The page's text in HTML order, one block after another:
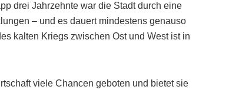
drei Jahrzehnte war die Stadt durch eine
– und es dauert mindestens genauso
kalten Kriegs zwischen Ost und West ist in
viele Chancen geboten und bietet sie